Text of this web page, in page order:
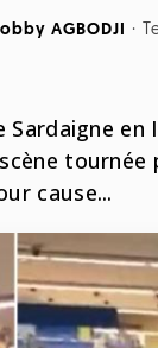
AGBODJI ·
Sardaigne
cause...